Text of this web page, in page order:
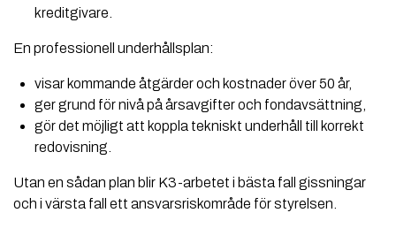
kreditgivare.
En professionell underhållsplan:
visar kommande åtgärder och kostnader över 50 år,
ger grund för nivå på årsavgifter och fondavsättning,
gör det möjligt att koppla tekniskt underhåll till korrekt
redovisning.
Utan en sådan plan blir K3-arbetet i bästa fall gissningar
och i värsta fall ett ansvarsriskområde för styrelsen.